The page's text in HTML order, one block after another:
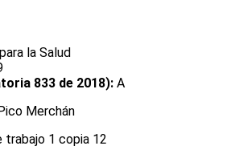
la Salud
833 de 2018): A
Merchán